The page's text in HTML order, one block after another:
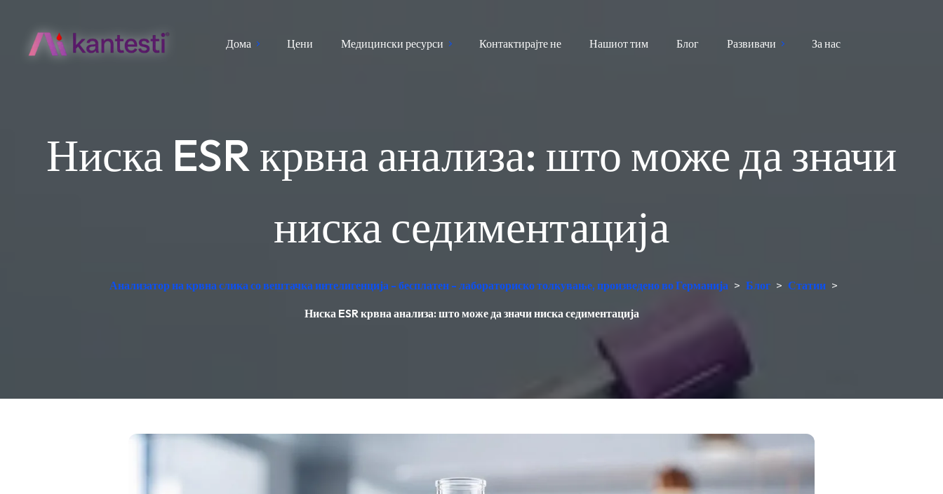
Дома Цени Медицински ресурси Контактирајте не Нашиот тим Блог Развивачи За нас
Ниска ESR крвна анализа: што може да значи
ниска седиментација
Анализатор на крвна слика со вештачка интелигенција - бесплатен - лабораториско толкување, произведено во Германија > Блог > Статии >
Ниска ESR крвна анализа: што може да значи ниска седиментација